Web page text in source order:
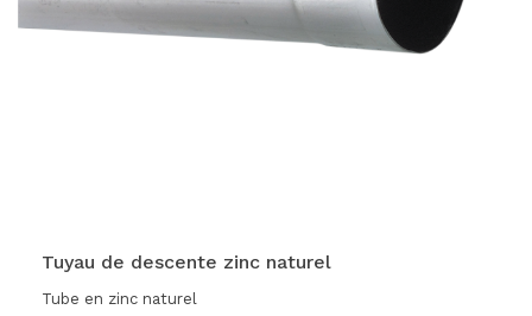
Tuyau de descente zinc naturel
Tube en zinc naturel